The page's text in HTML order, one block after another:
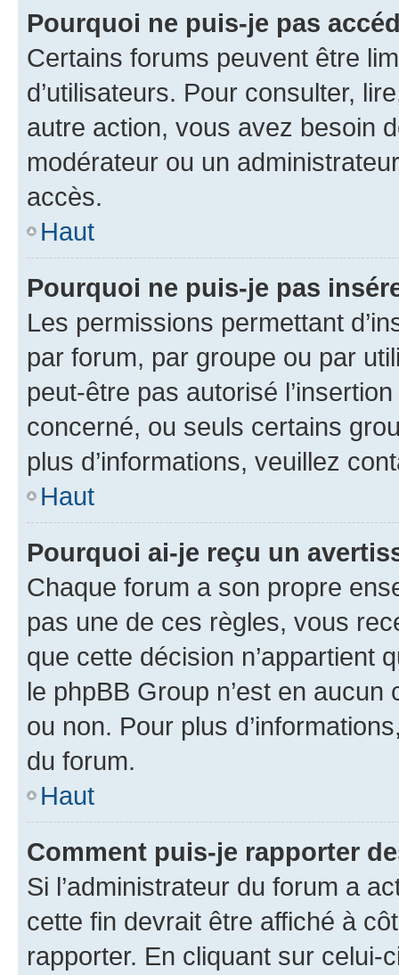
Pourquoi ne puis-je pas
Certains forums peuvent être
d’utilisateurs. Pour consulter,
autre action, vous avez besoin
modérateur ou un
accès.
Haut
Pourquoi ne puis-je pas
Les permissions permettant
par forum, par groupe ou par
peut-être pas autorisé
concerné, ou seuls certains
plus d’informations, veuillez
Haut
Pourquoi ai-je reçu un
Chaque forum a son propre
pas une de ces règles, vous
que cette décision n’appartient
le phpBB Group n’est en
ou non. Pour plus
du forum.
Haut
Comment puis-je rapporter
Si l’administrateur du forum a
cette fin devrait être affiché à
rapporter. En cliquant sur